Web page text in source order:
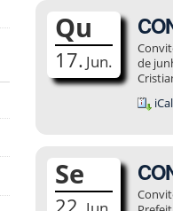
Qu
17. Jun.
de
iCal
Se